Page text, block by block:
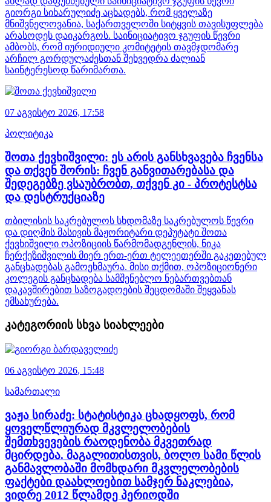
გიორგი სიხარულიძე აცხადებს, რომ ყველაზე
მნიშვნელოვანია, საქართველოში სიტყვის თავისუფლება
არასოდეს დაიკარგოს. საინიციატივო ჯგუფის წევრი
ამბობს, რომ იურიდიული კომიტეტის თავმჯდომარე
არჩილ გორდულაძესთან შეხვედრა ძალიან
საინტერესოდ წარიმართა.
07 აგვისტო 2026, 17:58
პოლიტიკა
შოთა ქევხიშვილი: ეს არის განსხვავება ჩვენსა
და თქვენ შორის: ჩვენ განვითარებასა და
შედეგებზე ვსაუბრობთ, თქვენ კი - პროტესტსა
და დესტრუქციაზე
თბილისის საკრებულოს სხდომაზე საკრებულოს წევრი
და დიღმის მასივის მაჟორიტარი დეპუტატი შოთა
ქევხიშვილი ოპოზიციის წარმომადგენლის, ნიკა
ჩერქეზიშვილის მიერ ერთ-ერთ ტელეეთერში გაკეთებულ
განცხადებას გამოეხმაურა. მისი თქმით, ოპოზიციონერი
კოლეგის განცხადება სამშენებლო ნებართვებთან
დაკავშირებით საზოგადოების შეცდომაში შეყვანას
ემსახურება.
კატეგორიის სხვა სიახლეები
06 აგვისტო 2026, 15:48
სამართალი
ვაჟა სირაძე: სტატისტიკა ცხადყოფს, რომ
ყოველწლიურად მკვლელობების
შემთხვევების რაოდენობა მკვეთრად
მცირდება. მაგალითისთვის, ბოლო სამი წლის
განმავლობაში მომხდარი მკვლელობების
ფაქტები დაახლოებით სამჯერ ნაკლებია,
ვიდრე 2012 წლამდე პერიოდში